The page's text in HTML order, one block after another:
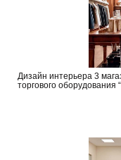
Дизайн интерьера 3
торгового